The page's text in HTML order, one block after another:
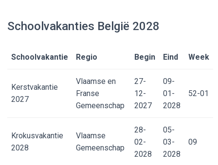
Schoolvakanties België 2028
Schoolvakantie Regio Begin Eind Week
Kerstvakantie
2027
Vlaamse en
Franse
Gemeenschap
27-
12-
2027
09-
01-
2028
52-01
Krokusvakantie
2028
Vlaamse
Gemeenschap
28-
02-
2028
05-
03-
2028
09